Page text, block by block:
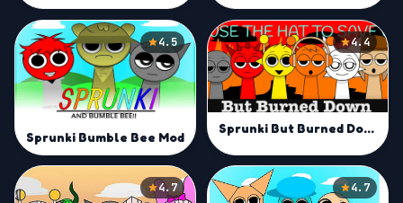
4.5
Sprunki Bumble Bee Mod
4.4
Sprunki But Burned Down Mod
4.7 4.7